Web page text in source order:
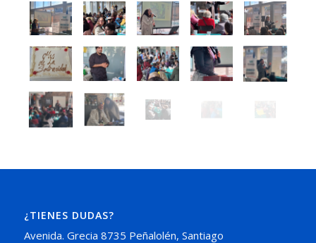
¿TIENES DUDAS?
Avenida. Grecia 8735 Peñalolén, Santiago